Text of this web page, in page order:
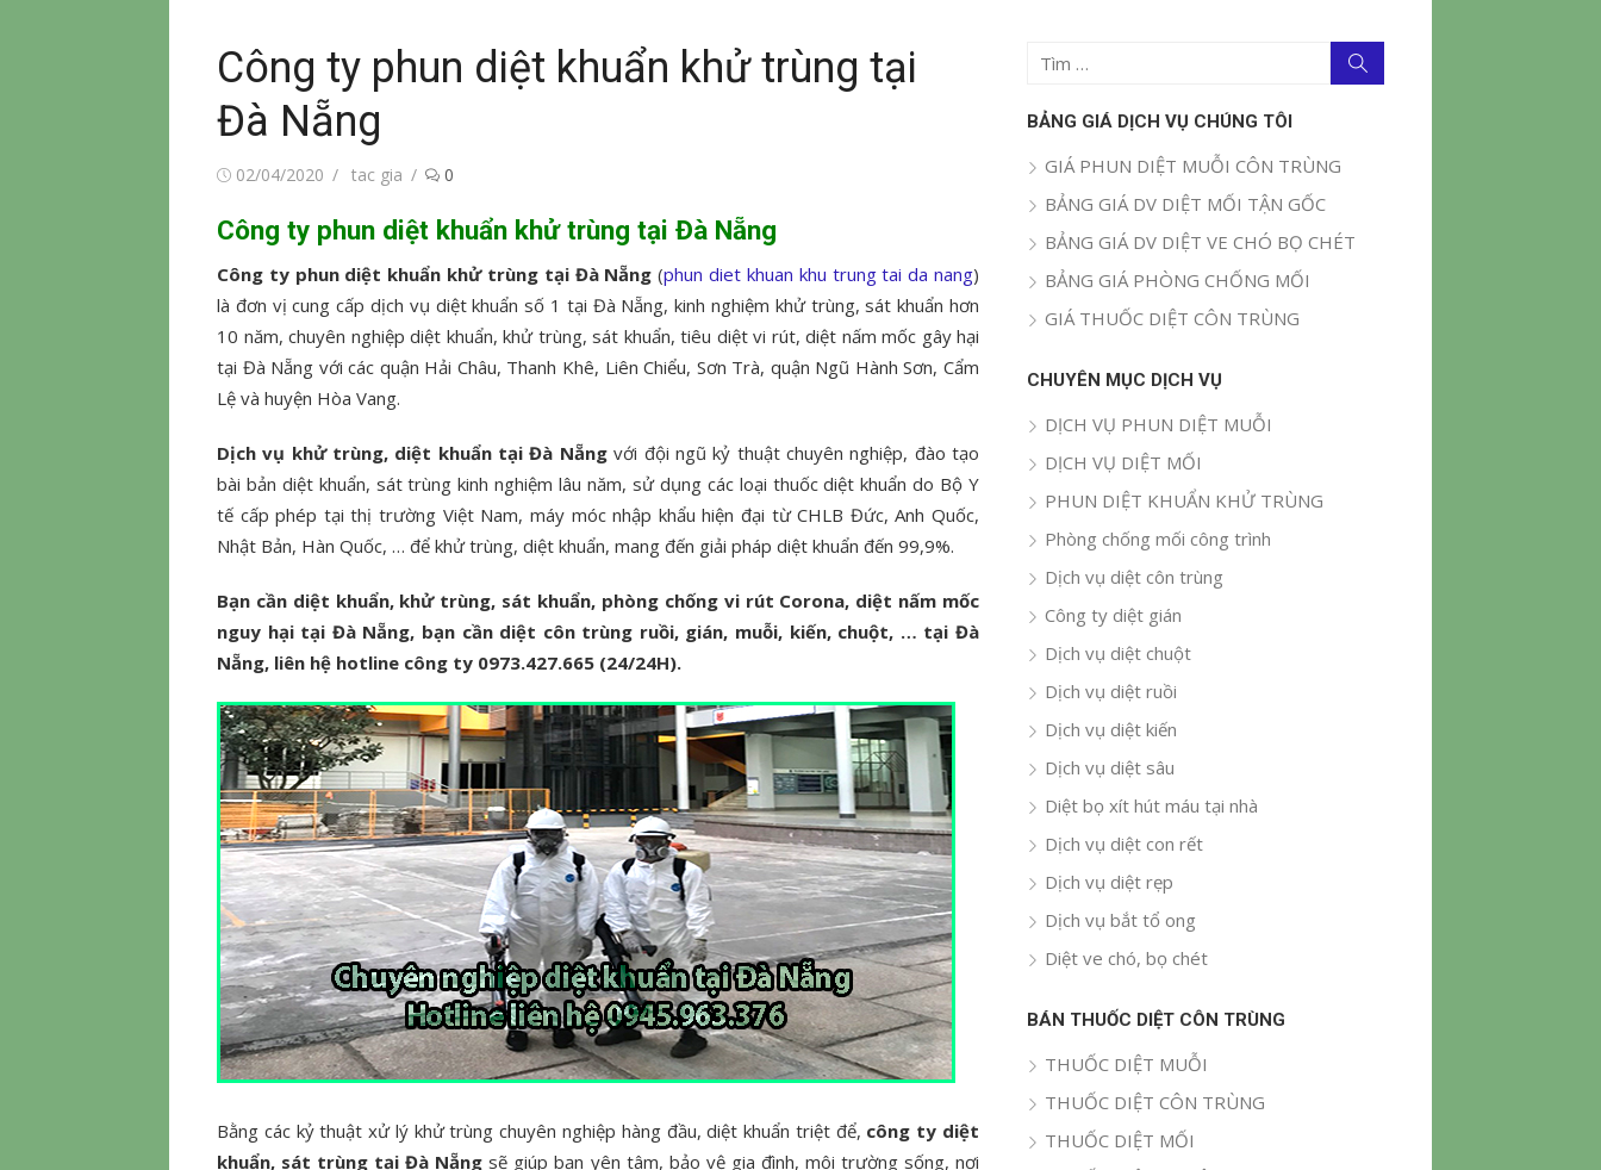
Công ty phun diệt khuẩn khử trùng tại
Đà Nẵng
Đăng02/04/2020
Tác
tac gia 0
Công ty phun diệt khuẩn khử trùng tại Đà Nẵng
Công ty phun diệt khuẩn khử trùng tại Đà Nẵng(phun diet khuan khu trung tai da nang)
là đơn vị cung cấp dịch vụ diệt khuẩn số 1 tại Đà Nẵng, kinh nghiệm khử trùng, sát khuẩn hơn
10 năm, chuyên nghiệp diệt khuẩn, khử trùng, sát khuẩn, tiêu diệt vi rút, diệt nấm mốc gây hại
tại Đà Nẵng với các quận Hải Châu, Thanh Khê, Liên Chiểu, Sơn Trà, quận Ngũ Hành Sơn, Cẩm
Lệ và huyện Hòa Vang.
Dịch vụ khử trùng, diệt khuẩn tại Đà Nẵngvới đội ngũ kỷ thuật chuyên nghiệp, đào tạo
bài bản diệt khuẩn, sát trùng kinh nghiệm lâu năm, sử dụng các loại thuốc diệt khuẩn do Bộ Y
tế cấp phép tại thị trường Việt Nam, máy móc nhập khẩu hiện đại từ CHLB Đức, Anh Quốc,
Nhật Bản, Hàn Quốc, … để khử trùng, diệt khuẩn, mang đến giải pháp diệt khuẩn đến 99,9%.
Bạn cần diệt khuẩn, khử trùng, sát khuẩn, phòng chống vi rút Corona, diệt nấm mốc
nguy hại tại Đà Nẵng, bạn cần diệt côn trùng ruồi, gián, muỗi, kiến, chuột, … tại Đà
Nẵng, liên hệ hotline công ty 0973.427.665 (24/24H).
Bằng các kỷ thuật xử lý khử trùng chuyên nghiệp hàng đầu, diệt khuẩn triệt để, công ty diệt
khuẩn, sát trùng tại Đà Nẵng sẽ giúp bạn yên tâm, bảo vệ gia đình, môi trường sống, nơi
Tìm
quả
kiếm
BẢNG GIÁ DỊCH VỤ CHÚNG TÔI
GIÁ PHUN DIỆT MUỖI CÔN TRÙNG
BẢNG GIÁ DV DIỆT MỐI TẬN GỐC
BẢNG GIÁ DV DIỆT VE CHÓ BỌ CHÉT
BẢNG GIÁ PHÒNG CHỐNG MỐI
GIÁ THUỐC DIỆT CÔN TRÙNG
CHUYÊN MỤC DỊCH VỤ
DỊCH VỤ PHUN DIỆT MUỖI
DỊCH VỤ DIỆT MỐI
PHUN DIỆT KHUẨN KHỬ TRÙNG
Phòng chống mối công trình
Dịch vụ diệt côn trùng
Công ty diệt gián
Dịch vụ diệt chuột
Dịch vụ diệt ruồi
Dịch vụ diệt kiến
Dịch vụ diệt sâu
Diệt bọ xít hút máu tại nhà
Dịch vụ diệt con rết
Dịch vụ diệt rẹp
Dịch vụ bắt tổ ong
Diệt ve chó, bọ chét
BÁN THUỐC DIỆT CÔN TRÙNG
THUỐC DIỆT MUỖI
THUỐC DIỆT CÔN TRÙNG
THUỐC DIỆT MỐI